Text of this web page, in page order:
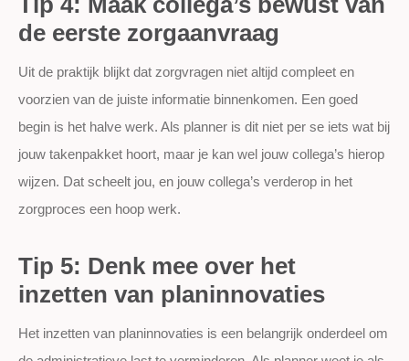
de eerste zorgaanvraag
Uit de praktijk blijkt dat zorgvragen niet altijd compleet en
voorzien van de juiste informatie binnenkomen. Een goed
begin is het halve werk. Als planner is dit niet per se iets wat bij
jouw takenpakket hoort, maar je kan wel jouw collega’s hierop
wijzen. Dat scheelt jou, en jouw collega’s verderop in het
zorgproces een hoop werk.
Tip 5: Denk mee over het
inzetten van planinnovaties
Het inzetten van planinnovaties is een belangrijk onderdeel om